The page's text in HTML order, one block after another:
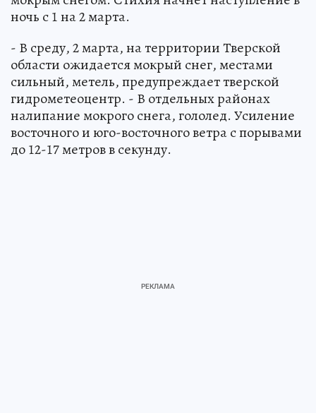
ночь с 1 на 2 марта.
- В среду, 2 марта, на территории Тверской
области ожидается мокрый снег, местами
сильный, метель, предупреждает тверской
гидрометеоцентр. - В отдельных районах
налипание мокрого снега, гололед. Усиление
восточного и юго-восточного ветра с порывами
до 12-17 метров в секунду.